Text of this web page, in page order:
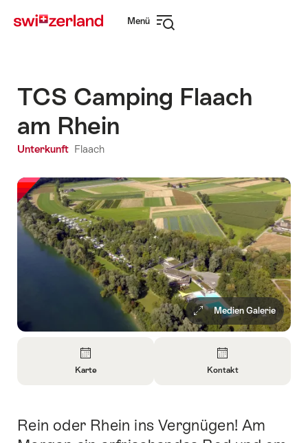
Menü
TCS Camping Flaach
am Rhein
Unterkunft Flaach
Medien Galerie
öffnen
Karte
öffnen
Kontakt
Einleitung
Rein oder Rhein ins Vergnügen! Am